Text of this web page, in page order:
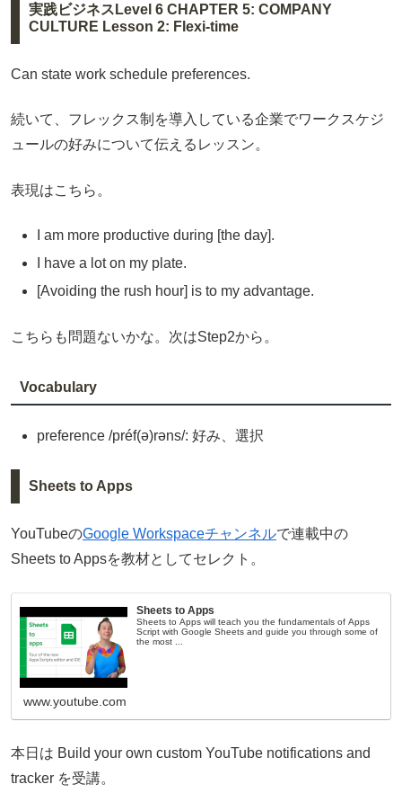
実践ビジネスLevel 6 CHAPTER 5: COMPANY
CULTURE Lesson 2: Flexi-time
Can state work schedule preferences.
続いて、フレックス制を導入している企業でワークスケジ
ュールの好みについて伝えるレッスン。
表現はこちら。
I am more productive during [the day].
I have a lot on my plate.
[Avoiding the rush hour] is to my advantage.
こちらも問題ないかな。次はStep2から。
Vocabulary
preference /préf(ə)rəns/: 好み、選択
Sheets to Apps
YouTubeのGoogle Workspaceチャンネルで連載中の
Sheets to Appsを教材としてセレクト。
Sheets to Apps
Sheets to Apps will teach you the fundamentals of Apps
Script with Google Sheets and guide you through some of
the most ...
www.youtube.com
本日は Build your own custom YouTube notifications and
tracker を受講。